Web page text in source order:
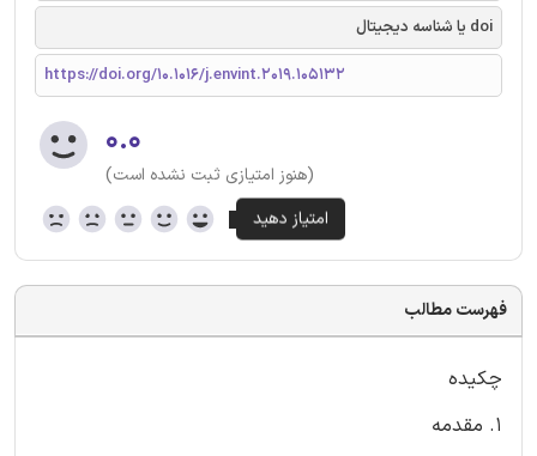
doi یا شناسه دیجیتال
https://doi.org/10.1016/j.envint.2019.105132
۰.۰
(هنوز امتیازی ثبت نشده است)
فهرست مطالب
چکیده
1. مقدمه